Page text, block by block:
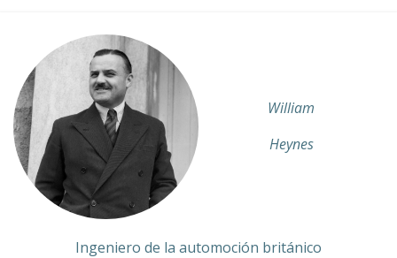
William
Heynes
Ingeniero de la automoción británico